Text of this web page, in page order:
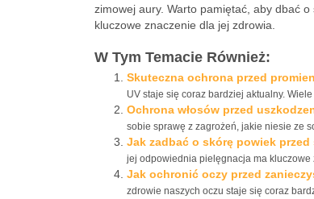
zimowej aury. Warto pamiętać, aby dbać
kluczowe znaczenie dla jej zdrowia.
W Tym Temacie Również:
Skuteczna ochrona przed
UV staje się coraz bardziej aktualny.
Ochrona włosów przed
sobie sprawę z zagrożeń, jakie niesie ze
Jak zadbać o skórę powiek przed
jej odpowiednia pielęgnacja ma
Jak ochronić oczy przed
zdrowie naszych oczu staje się coraz